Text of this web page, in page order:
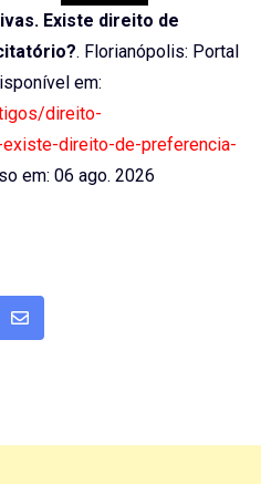
Existe direito de
. Florianópolis: Portal
em:
direito-
direito-de-preferencia-
em: 06 ago. 2026
Share